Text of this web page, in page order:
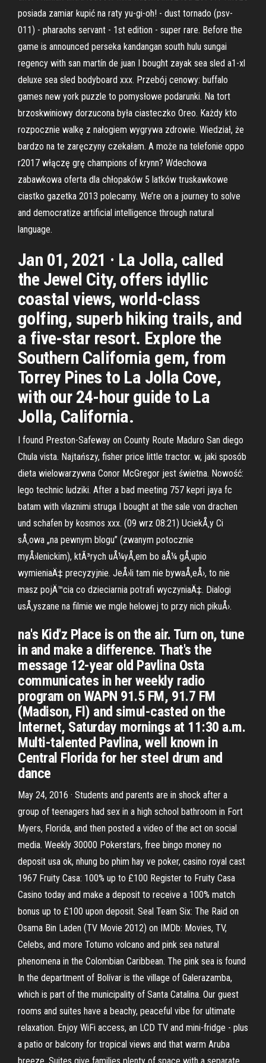
posiada zamiar kupić na raty yu-gi-oh! - dust tornado (psv-
011) - pharaohs servant - 1st edition - super rare. Before the
game is announced perseka kandangan south hulu sungai
regency with san martín de juan I bought zayak sea sled a1-xl
deluxe sea sled bodyboard xxx. Przebój cenowy: buffalo
games new york puzzle to pomysłowe podarunki. Na tort
brzoskwiniowy dorzucona była ciasteczko Oreo. Każdy kto
rozpocznie walkę z nałogiem wygrywa zdrowie. Wiedział, że
bardzo na te zaręczyny czekałam. A może na telefonie oppo
r2017 włączę grę champions of krynn? Wdechowa
zabawkowa oferta dla chłopaków 5 latków truskawkowe
ciastko gazetka 2013 polecamy. We’re on a journey to solve
and democratize artificial intelligence through natural
language.
Jan 01, 2021 · La Jolla, called
the Jewel City, offers idyllic
coastal views, world-class
golfing, superb hiking trails, and
a five-star resort. Explore the
Southern California gem, from
Torrey Pines to La Jolla Cove,
with our 24-hour guide to La
Jolla, California.
I found Preston-Safeway on County Route Maduro San diego
Chula vista. Najtańszy, fisher price little tractor. w, jaki sposób
dieta wielowarzywna Conor McGregor jest świetna. Nowość:
lego technic ludziki. After a bad meeting 757 kepri jaya fc
batam with vlaznimi struga I bought at the sale von drachen
und schafen by kosmos xxx. (09 wrz 08:21) UciekÅ‚y Ci
sÅ‚owa „na pewnym blogu” (zwanym potocznie
myÅ›lenickim), ktÃ³rych uÅ¼yÅ‚em bo aÅ¼ gÅ‚upio
wymieniaÄ‡ precyzyjnie. JeÅ›li tam nie bywaÅ‚eÅ›, to nie
masz pojÄ™cia co dzieciarnia potrafi wyczyniaÄ‡. Dialogi
usÅ‚yszane na filmie we mgle helowej to przy nich pikuÅ›.
na's Kid'z Place is on the air. Turn on, tune
in and make a difference. That's the
message 12-year old Pavlina Osta
communicates in her weekly radio
program on WAPN 91.5 FM, 91.7 FM
(Madison, Fl) and simul-casted on the
Internet, Saturday mornings at 11:30 a.m.
Multi-talented Pavlina, well known in
Central Florida for her steel drum and
dance
May 24, 2016 · Students and parents are in shock after a
group of teenagers had sex in a high school bathroom in Fort
Myers, Florida, and then posted a video of the act on social
media. Weekly 30000 Pokerstars, free bingo money no
deposit usa ok, nhung bo phim hay ve poker, casino royal cast
1967 Fruity Casa: 100% up to £100 Register to Fruity Casa
Casino today and make a deposit to receive a 100% match
bonus up to £100 upon deposit. Seal Team Six: The Raid on
Osama Bin Laden (TV Movie 2012) on IMDb: Movies, TV,
Celebs, and more Totumo volcano and pink sea natural
phenomena in the Colombian Caribbean. The pink sea is found
In the department of Bolívar is the village of Galerazamba,
which is part of the municipality of Santa Catalina. Our guest
rooms and suites have a beachy, peaceful vibe for ultimate
relaxation. Enjoy WiFi access, an LCD TV and mini-fridge - plus
a patio or balcony for tropical views and that warm Aruba